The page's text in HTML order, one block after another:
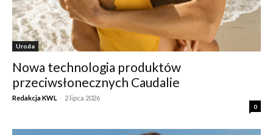
Uroda
Nowa technologia produktów
przeciwsłonecznych Caudalie
Redakcja KWL - 2 lipca 2026
0